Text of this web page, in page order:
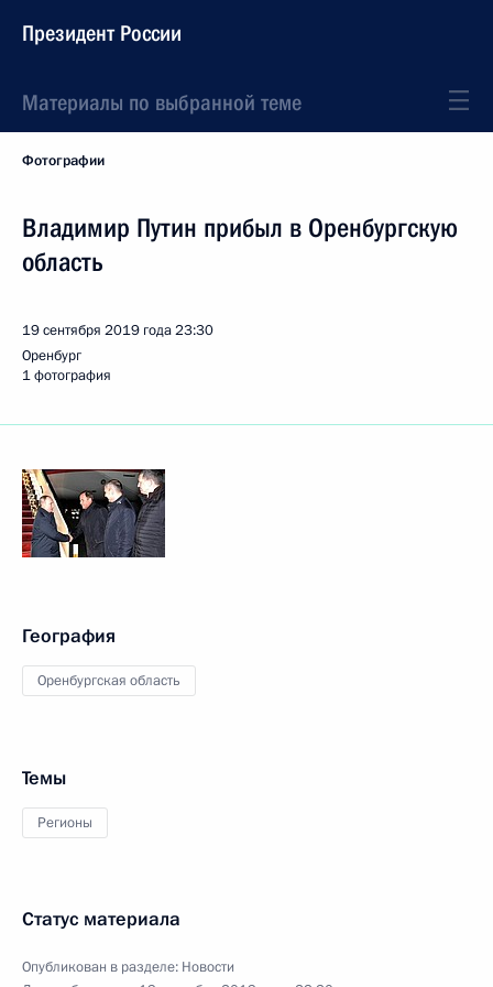
Президент России
Материалы по выбранной теме
Фотографии
Владимир Путин прибыл в Оренбургскую
область
19 сентября 2019 года23:30
Оренбург
1 фотография
География
Оренбургская область
Темы
Регионы
Статус материала
Опубликован в разделе: Новости